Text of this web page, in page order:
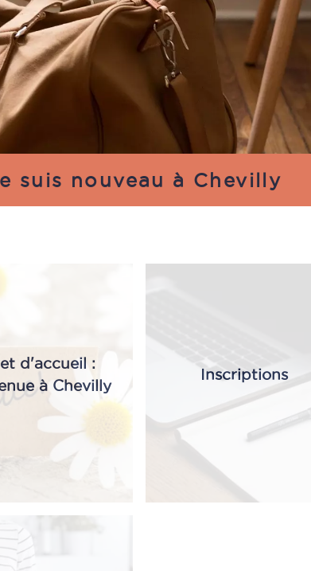
suis nouveau à Chevilly
d'accueil :
à Chevilly
Inscriptions